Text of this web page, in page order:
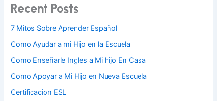
Recent Posts
7 Mitos Sobre Aprender Español
Como Ayudar a mi Hijo en la Escuela
Como Enseñarle Ingles a Mi hijo En Casa
Como Apoyar a Mi Hijo en Nueva Escuela
Certificacion ESL